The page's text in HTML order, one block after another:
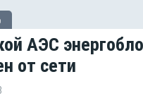
АЭС
от сети